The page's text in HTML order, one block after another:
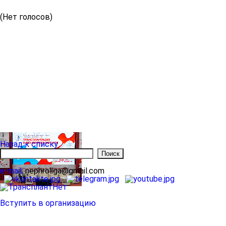
(Нет голосов)
Назад к списку
e-mail:nephroliga@gmail.com
Вступить в организацию